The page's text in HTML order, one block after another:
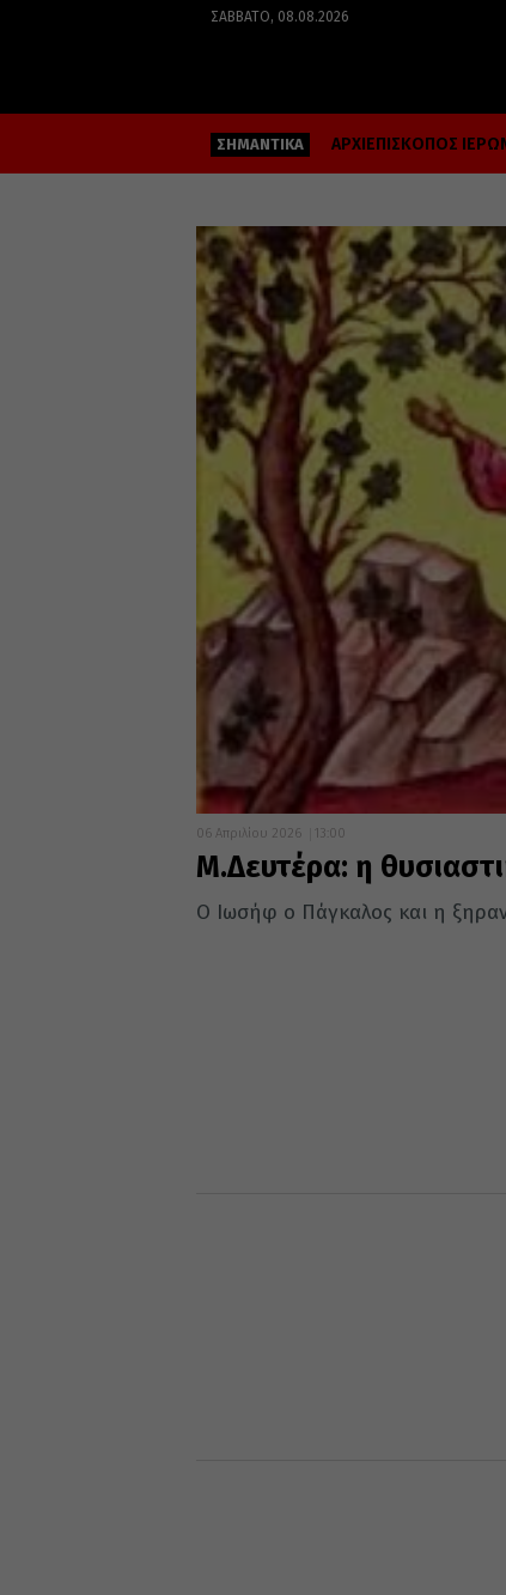
ΣΆΒΒΑΤΟ, 08.08.2026
ΣΗΜΑΝΤΙΚΑ ΑΡΧΙΕΠΙΣΚΟΠΟΣ
06 Απριλίου 2026 13:00
Μ.Δευτέρα: η
Ο Ιωσήφ ο Πάγκαλος και η